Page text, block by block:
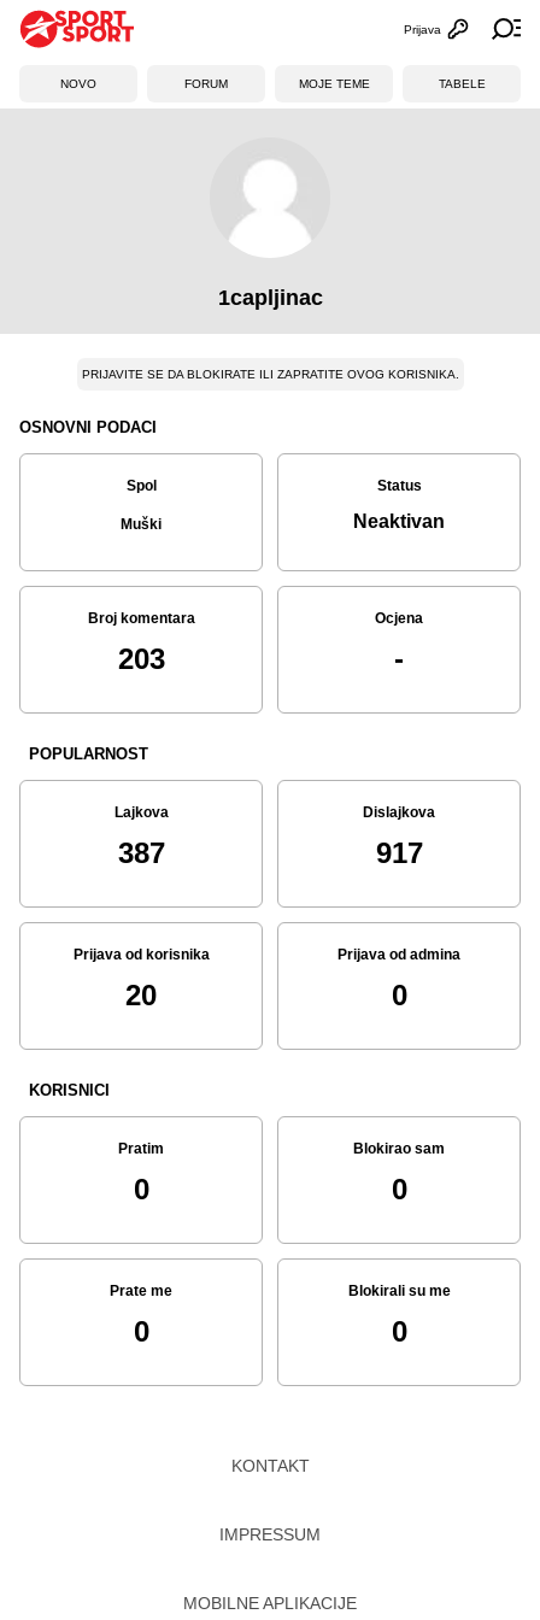
Otvori
Prijava
NOVO FORUM MOJE TEME TABELE
1capljinac
PRIJAVITE SE DA BLOKIRATE ILI ZAPRATITE OVOG KORISNIKA.
OSNOVNI PODACI
Spol
Muški
Status
Neaktivan
Broj komentara
203
Ocjena
-
POPULARNOST
Lajkova
387
Dislajkova
917
Prijava od korisnika
20
Prijava od admina
0
KORISNICI
Pratim
0
Blokirao sam
0
Prate me
0
Blokirali su me
0
KONTAKT
IMPRESSUM
MOBILNE APLIKACIJE